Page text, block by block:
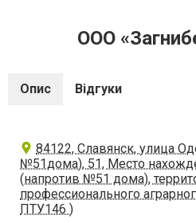
ООО
Опис Відгуки
84122, Славянск, улица
№51дома), 51, Место
(напротив №51 дома),
профессионального
ПТУ146 )